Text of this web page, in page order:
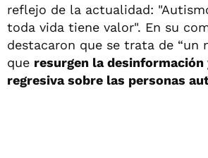
reflejo de la actualidad:
toda vida tiene valor". En su
destacaron que se trata de “un
que resurgen la
regresiva sobre las personas